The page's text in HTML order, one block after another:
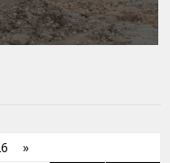
»